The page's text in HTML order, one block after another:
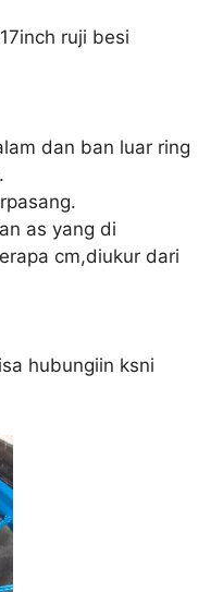
ruji besi
dan ban luar ring
as yang di
cm,diukur dari
hubungiin ksni